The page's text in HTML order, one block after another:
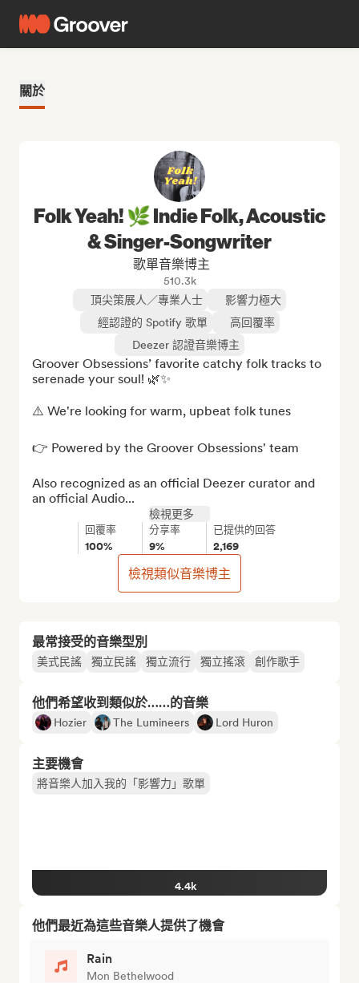
關於
最常接受的音樂型別
美式民謠 獨立民謠 獨立流行 獨立搖滾 創作歌手
他們希望收到類似於……的音樂
Hozier The Lumineers Lord Huron
主要機會
將音樂人加入我的「影響力」歌單
4.4k
他們最近為這些音樂人提供了機會
Rain
Mon Bethelwood
Folk Yeah! 🌿 Indie Folk, Acoustic
& Singer-Songwriter
歌單音樂博主
510.3k
頂尖策展人／專業人士
影響力極大
經認證的 Spotify 歌單
高回覆率
Deezer 認證音樂博主
Groover Obsessions’ favorite catchy folk tracks to
serenade your soul! 🌿✨
⚠️ We're looking for warm, upbeat folk tunes
👉 Powered by the Groover Obsessions' team
Also recognized as an official Deezer curator and
an official Audio...
檢視更多
回覆率
100%
分享率
9%
已提供的回答
2,169
檢視類似音樂博主